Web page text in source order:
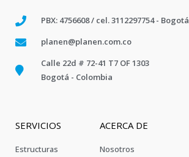
PBX: 4756608 / cel. 3112297754 - Bogotá
planen@planen.com.co
Calle 22d # 72-41 T7 OF 1303
Bogotá - Colombia
SERVICIOS
Estructuras
ACERCA DE
Nosotros